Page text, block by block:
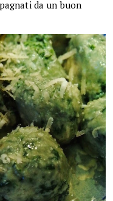
da un buon